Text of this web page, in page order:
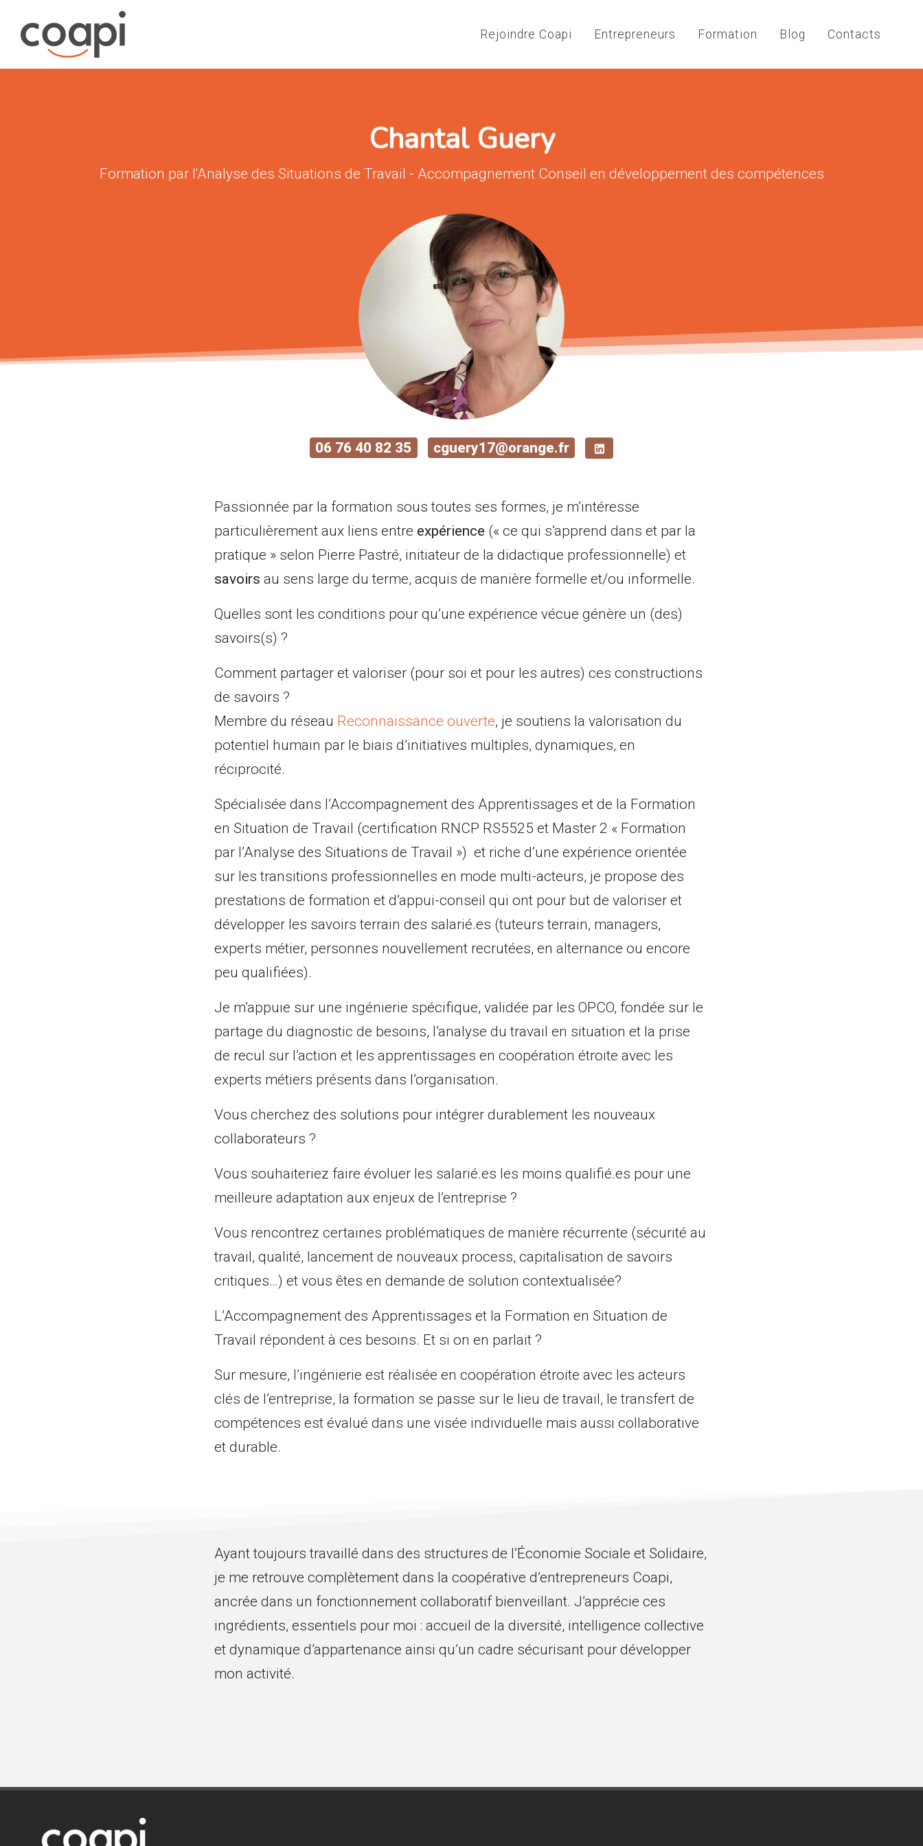
Rejoindre Coapi Entrepreneurs Formation Blog Contacts
Chantal Guery
Formation par l'Analyse des Situations de Travail - Accompagnement Conseil en développement des compétences
06 76 40 82 35 cguery17@orange.fr
Passionnée par la formation sous toutes ses formes, je m’intéresse
particulièrement aux liens entre expérience (« ce qui s’apprend dans et par la
pratique » selon Pierre Pastré, initiateur de la didactique professionnelle) et
savoirs au sens large du terme, acquis de manière formelle et/ou informelle.
Quelles sont les conditions pour qu’une expérience vécue génère un (des)
savoirs(s) ?
Comment partager et valoriser (pour soi et pour les autres) ces constructions
de savoirs ?
Membre du réseau Reconnaissance ouverte, je soutiens la valorisation du
potentiel humain par le biais d’initiatives multiples, dynamiques, en
réciprocité.
Spécialisée dans l’Accompagnement des Apprentissages et de la Formation
en Situation de Travail (certification RNCP RS5525 et Master 2 « Formation
par l’Analyse des Situations de Travail ») et riche d’une expérience orientée
sur les transitions professionnelles en mode multi-acteurs, je propose des
prestations de formation et d’appui-conseil qui ont pour but de valoriser et
développer les savoirs terrain des salarié.es (tuteurs terrain, managers,
experts métier, personnes nouvellement recrutées, en alternance ou encore
peu qualifiées).
Je m’appuie sur une ingénierie spécifique, validée par les OPCO, fondée sur le
partage du diagnostic de besoins, l’analyse du travail en situation et la prise
de recul sur l’action et les apprentissages en coopération étroite avec les
experts métiers présents dans l’organisation.
Vous cherchez des solutions pour intégrer durablement les nouveaux
collaborateurs ?
Vous souhaiteriez faire évoluer les salarié.es les moins qualifié.es pour une
meilleure adaptation aux enjeux de l’entreprise ?
Vous rencontrez certaines problématiques de manière récurrente (sécurité au
travail, qualité, lancement de nouveaux process, capitalisation de savoirs
critiques…) et vous êtes en demande de solution contextualisée?
L’Accompagnement des Apprentissages et la Formation en Situation de
Travail répondent à ces besoins. Et si on en parlait ?
Sur mesure, l’ingénierie est réalisée en coopération étroite avec les acteurs
clés de l’entreprise, la formation se passe sur le lieu de travail, le transfert de
compétences est évalué dans une visée individuelle mais aussi collaborative
et durable.
Ayant toujours travaillé dans des structures de l’Économie Sociale et Solidaire,
je me retrouve complètement dans la coopérative d’entrepreneurs Coapi,
ancrée dans un fonctionnement collaboratif bienveillant. J’apprécie ces
ingrédients, essentiels pour moi : accueil de la diversité, intelligence collective
et dynamique d’appartenance ainsi qu’un cadre sécurisant pour développer
mon activité.